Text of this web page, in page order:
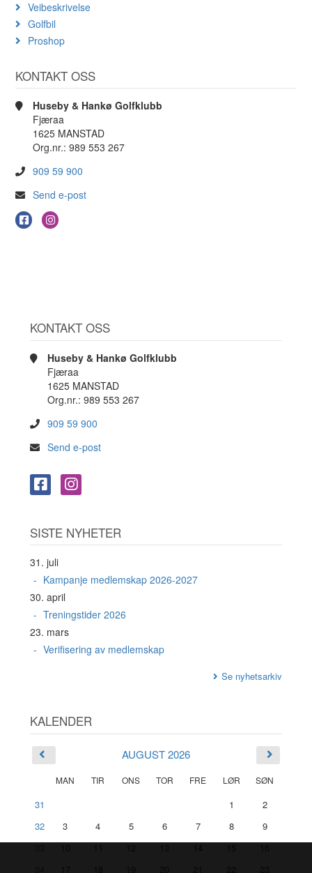
Veibeskrivelse
Golfbil
Proshop
KONTAKT OSS
Huseby & Hankø Golfklubb
Fjæraa
1625 MANSTAD
Org.nr.: 989 553 267
909 59 900
Send e-post
KONTAKT OSS
Huseby & Hankø Golfklubb
Fjæraa
1625 MANSTAD
Org.nr.: 989 553 267
909 59 900
Send e-post
SISTE NYHETER
31. juli
Kampanje medlemskap 2026-2027
30. april
Treningstider 2026
23. mars
Verifisering av medlemskap
Se nyhetsarkiv
KALENDER
AUGUST 2026
MAN TIR ONS TOR FRE LØR SØN
31 1
2
32
3 4 5 6 7 8
9